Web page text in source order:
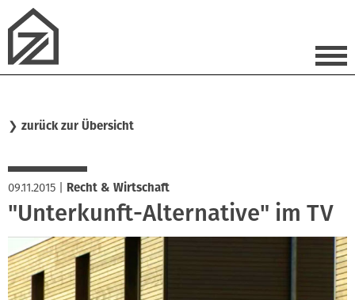
❯ zurück zur Übersicht
09.11.2015 Recht & Wirtschaft
"Unterkunft-Alternative" im TV